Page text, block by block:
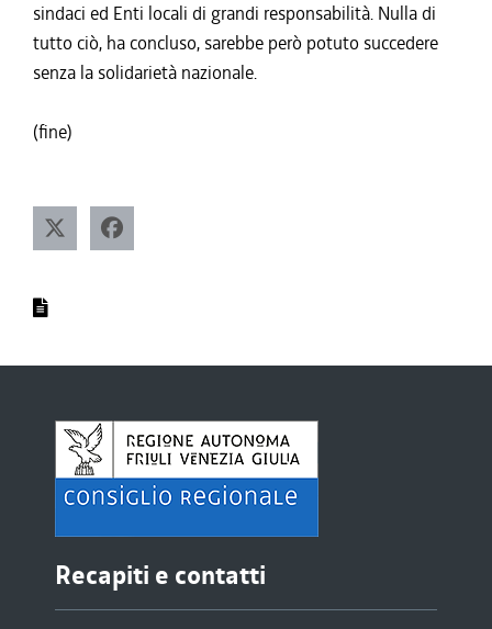
sindaci ed Enti locali di grandi responsabilità. Nulla di
tutto ciò, ha concluso, sarebbe però potuto succedere
senza la solidarietà nazionale.
(fine)
Recapiti e contatti